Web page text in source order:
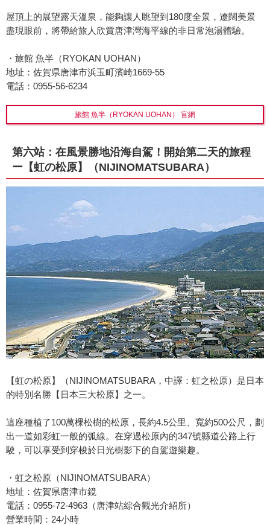
屋頂上的展望露天溫泉，能夠讓人眺望到180度全景，遼闊美景
盡現眼前，將帶給旅人欣賞唐津灣海平線的非日常泡湯體驗。
・旅館 魚半（RYOKAN UOHAN）
地址：佐賀県唐津市浜玉町濱崎1669-55
電話：0955-56-6234
旅館 魚半（RYOKAN UOHAN） 官網
第六站：在風景勝地沿海自駕！開始第二天的旅程
ー【虹の松原】（NIJINOMATSUBARA）
【虹の松原】（NIJINOMATSUBARA，中譯：虹之松原）是日本
的特別名勝【日本三大松原】之一。
這座種植了100萬棵松樹的松原，長約4.5公里、寬約500公尺，劃
出一道如彩虹一般的弧線。在穿過松原內的347號縣道公路上行
駛，可以享受到穿梭於日光樹影下的自駕遊樂趣。
・虹之松原（NIJINOMATSUBARA）
地址：佐賀県唐津市鏡
電話：0955-72-4963（唐津站綜合觀光介紹所）
營業時間：24小時